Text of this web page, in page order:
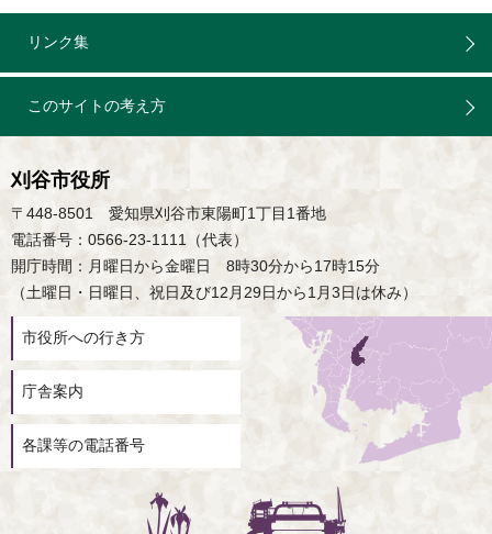
リンク集
このサイトの考え方
刈谷市役所
〒448-8501 愛知県刈谷市東陽町1丁目1番地
電話番号：0566-23-1111（代表）
開庁時間：月曜日から金曜日 8時30分から17時15分
（土曜日・日曜日、祝日及び12月29日から1月3日は休み）
市役所への行き方
庁舎案内
各課等の電話番号